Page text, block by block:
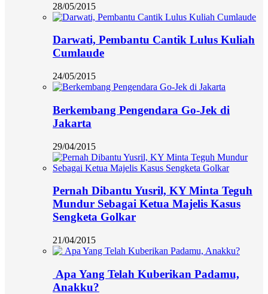
28/05/2015
Darwati, Pembantu Cantik Lulus Kuliah
Cumlaude
24/05/2015
Berkembang Pengendara Go-Jek di
Jakarta
29/04/2015
Pernah Dibantu Yusril, KY Minta Teguh
Mundur Sebagai Ketua Majelis Kasus
Sengketa Golkar
21/04/2015
Apa Yang Telah Kuberikan Padamu,
Anakku?